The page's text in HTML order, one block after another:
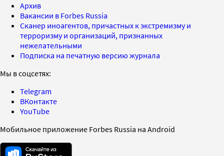
Архив
Вакансии в Forbes Russia
Сканер иноагентов, причастных к экстремизму и
терроризму и организаций, признанных
нежелательными
Подписка на печатную версию журнала
Мы в соцсетях:
Telegram
ВКонтакте
YouTube
Мобильное приложение Forbes Russia на Android